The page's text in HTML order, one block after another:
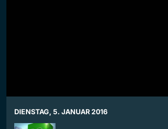
DIENSTAG, 5. JANUAR 2016